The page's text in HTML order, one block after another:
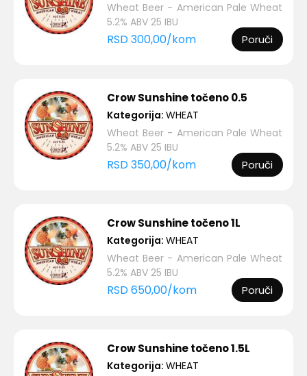
Wheat Beer - American Pale Wheat
5.2% ABV 25 IBU
RSD300,00/kom Poruči
Crow Sunshine točeno 0.5
Kategorija: WHEAT
Wheat Beer - American Pale Wheat
5.2% ABV 25 IBU
RSD350,00/kom Poruči
Crow Sunshine točeno 1L
Kategorija: WHEAT
Wheat Beer - American Pale Wheat
5.2% ABV 25 IBU
RSD650,00/kom Poruči
Crow Sunshine točeno 1.5L
Kategorija: WHEAT